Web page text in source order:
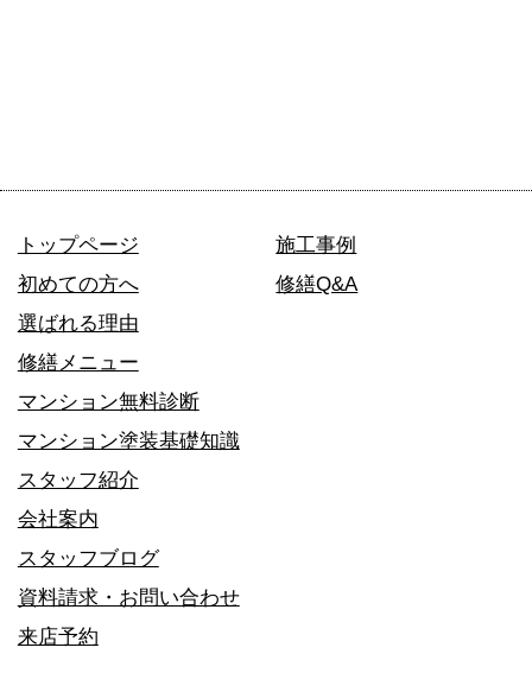
トップページ
初めての方へ
選ばれる理由
修繕メニュー
マンション無料診断
マンション塗装基礎知識
施工事例
修繕Q&A
スタッフ紹介
会社案内
スタッフブログ
資料請求・お問い合わせ
来店予約